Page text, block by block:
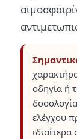
οδηγία ή
ελέγχου